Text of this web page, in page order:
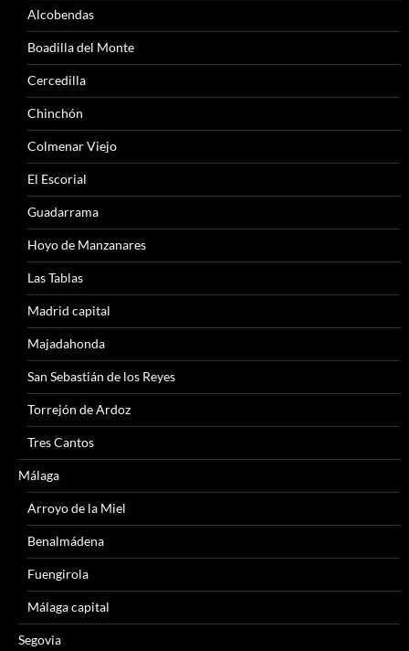
Alcobendas
Boadilla del Monte
Cercedilla
Chinchón
Colmenar Viejo
El Escorial
Guadarrama
Hoyo de Manzanares
Las Tablas
Madrid capital
Majadahonda
San Sebastián de los Reyes
Torrejón de Ardoz
Tres Cantos
Málaga
Arroyo de la Miel
Benalmádena
Fuengirola
Málaga capital
Segovia